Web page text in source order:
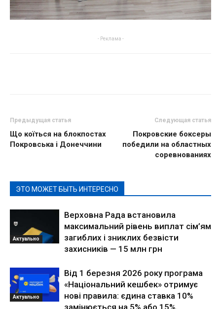
- Реклама -
Предыдущая статья
Що коїться на блокпостах
Покровська і Донеччини
Следующая статья
Покровские боксеры
победили на областных
соревнованиях
ЭТО МОЖЕТ БЫТЬ ИНТЕРЕСНО
Актуально
Верховна Рада встановила
максимальний рівень виплат сім’ям
загиблих і зниклих безвісти
захисників — 15 млн грн
Актуально
Від 1 березня 2026 року програма
«Національний кешбек» отримує
нові правила: єдина ставка 10%